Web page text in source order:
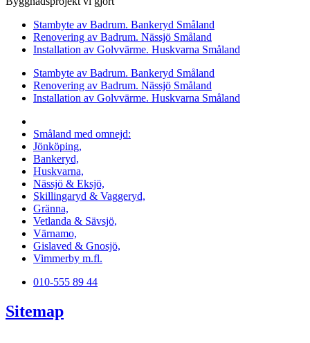
Stambyte av Badrum. Bankeryd Småland
Renovering av Badrum. Nässjö Småland
Installation av Golvvärme. Huskvarna Småland
Stambyte av Badrum. Bankeryd Småland
Renovering av Badrum. Nässjö Småland
Installation av Golvvärme. Huskvarna Småland
Småland med omnejd:
Jönköping,
Bankeryd,
Huskvarna,
Nässjö & Eksjö,
Skillingaryd & Vaggeryd,
Gränna,
Vetlanda & Sävsjö,
Värnamo,
Gislaved & Gnosjö,
Vimmerby m.fl.
010-555 89 44
Sitemap